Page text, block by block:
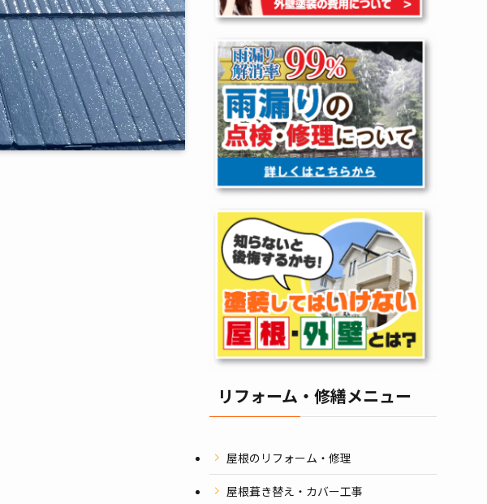
リフォーム・修繕メニュー
屋根のリフォーム・修理
屋根葺き替え・カバー工事